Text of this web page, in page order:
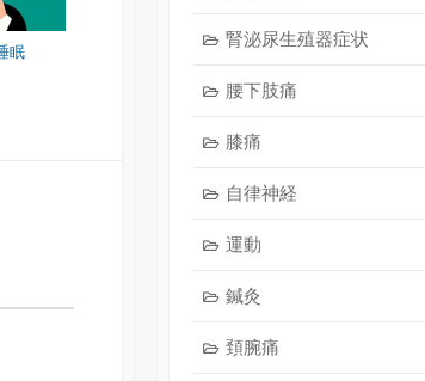
眠
腎泌尿生殖器症状
腰下肢痛
膝痛
自律神経
運動
鍼灸
頚腕痛